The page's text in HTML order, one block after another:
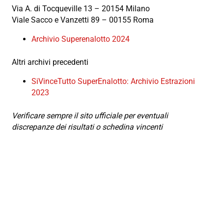
Via A. di Tocqueville 13 – 20154 Milano
Viale Sacco e Vanzetti 89 – 00155 Roma
Archivio Superenalotto 2024
Altri archivi precedenti
SiVinceTutto SuperEnalotto: Archivio Estrazioni
2023
Verificare sempre il sito ufficiale per eventuali
discrepanze dei risultati o schedina vincenti